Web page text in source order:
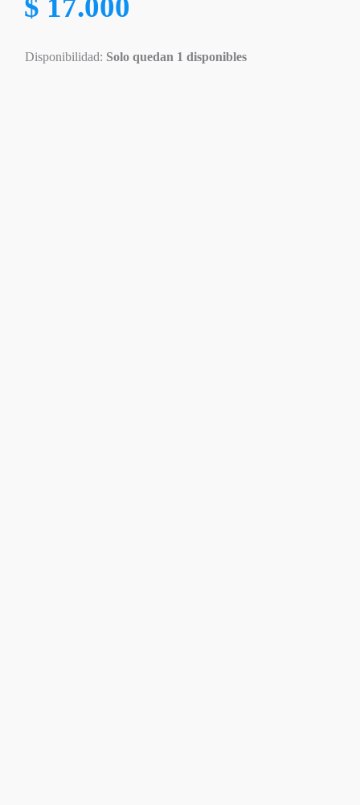
$ 17.000
Disponibilidad: Solo quedan 1 disponibles